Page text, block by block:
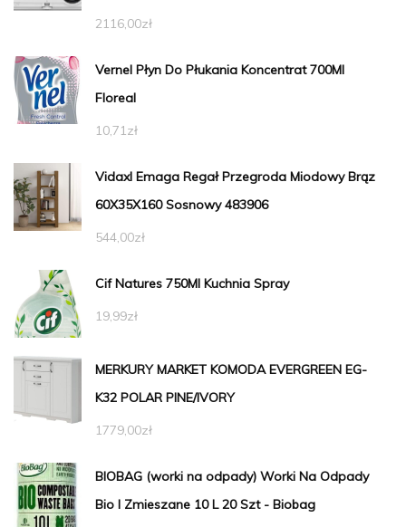
2116,00zł
Vernel Płyn Do Płukania Koncentrat 700Ml
Floreal
10,71zł
Vidaxl Emaga Regał Przegroda Miodowy Brąz
60X35X160 Sosnowy 483906
544,00zł
Cif Natures 750Ml Kuchnia Spray
19,99zł
MERKURY MARKET KOMODA EVERGREEN EG-
K32 POLAR PINE/IVORY
1779,00zł
BIOBAG (worki na odpady) Worki Na Odpady
Bio I Zmieszane 10 L 20 Szt - Biobag